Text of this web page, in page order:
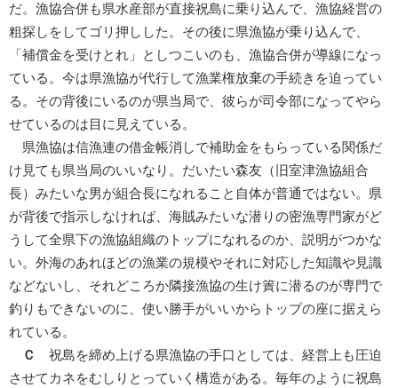
だ。漁協合併も県水産部が直接祝島に乗り込んで、漁協経営の
粗探しをしてゴリ押しした。その後に県漁協が乗り込んで、
「補償金を受けとれ」としつこいのも、漁協合併が導線になっ
ている。今は県漁協が代行して漁業権放棄の手続きを迫ってい
る。その背後にいるのが県当局で、彼らが司令部になってやら
せているのは目に見えている。
県漁協は信漁連の借金帳消しで補助金をもらっている関係だ
け見ても県当局のいいなり。だいたい森友（旧室津漁協組合
長）みたいな男が組合長になれること自体が普通ではない。県
が背後で指示しなければ、海賊みたいな潜りの密漁専門家がど
うして全県下の漁協組織のトップになれるのか、説明がつかな
い。外海のあれほどの漁業の規模やそれに対応した知識や見識
などないし、それどころか隣接漁協の生け簀に潜るのが専門で
釣りもできないのに、使い勝手がいいからトップの座に据えら
れている。
Ｃ
祝島を締め上げる県漁協の手口としては、経営上も圧迫
させてカネをむしりとっていく構造がある。毎年のように祝島